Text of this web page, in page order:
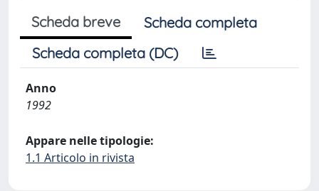
Scheda breve
Scheda completa
Scheda completa (DC)
Anno
1992
Appare nelle tipologie:
1.1 Articolo in rivista